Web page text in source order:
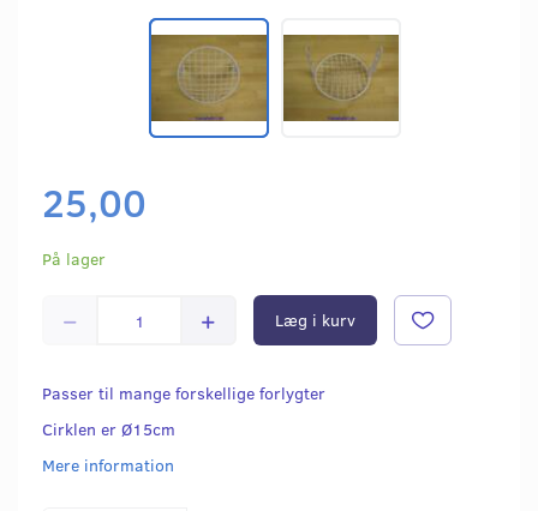
25,00
På lager
Læg i kurv
Passer til mange forskellige forlygter
Cirklen er Ø15cm
Mere information